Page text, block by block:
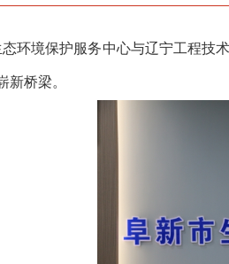
环境保护服务中心与辽宁工程技
新桥梁。